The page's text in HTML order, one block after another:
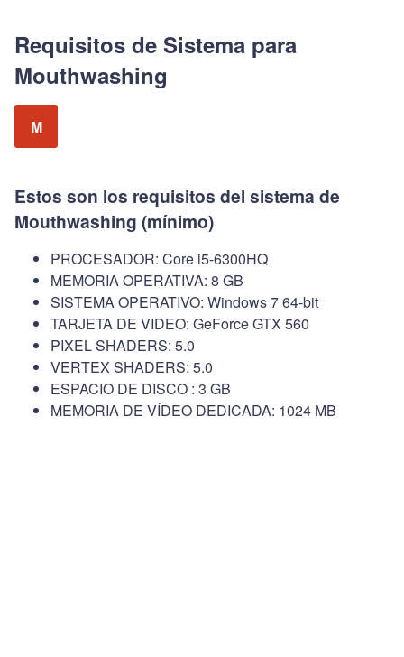
Requisitos de Sistema para
Mouthwashing
M
Estos son los requisitos del sistema de
Mouthwashing (mínimo)
PROCESADOR: Core i5-6300HQ
MEMORIA OPERATIVA: 8 GB
SISTEMA OPERATIVO: Windows 7 64-bit
TARJETA DE VIDEO: GeForce GTX 560
PIXEL SHADERS: 5.0
VERTEX SHADERS: 5.0
ESPACIO DE DISCO : 3 GB
MEMORIA DE VÍDEO DEDICADA: 1024 MB